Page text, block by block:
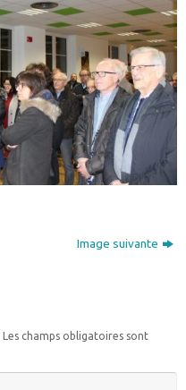
Image suivante
Les champs obligatoires sont